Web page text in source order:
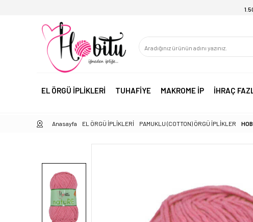
EL ÖRGÜ İPLİKLERİ TUHAFİYE MAKROME İP İHRAÇ
Anasayfa EL ÖRGÜ İPLİKLERİ PAMUKLU (COTTON) ÖRGÜ İPLİKLER